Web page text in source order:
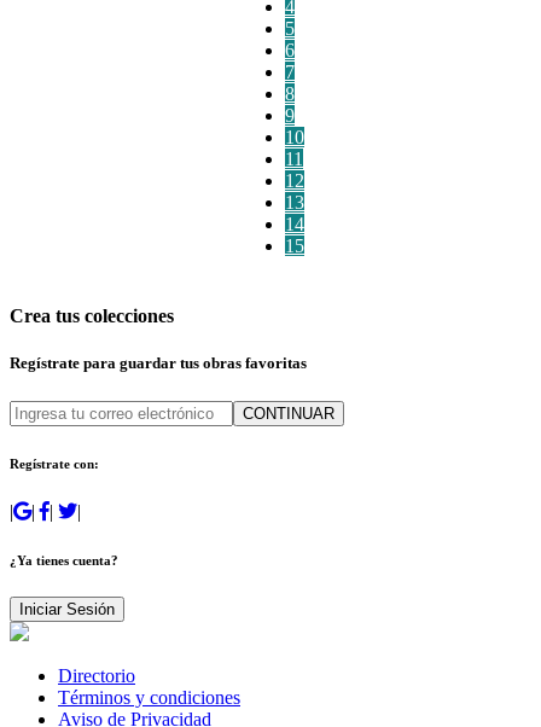
4
5
6
7
8
9
10
11
12
13
14
15
Crea tus colecciones
Regístrate para guardar tus obras favoritas
CONTINUAR
Regístrate con:
| | | |
¿Ya tienes cuenta?
Iniciar Sesión
Directorio
Términos y condiciones
Aviso de Privacidad